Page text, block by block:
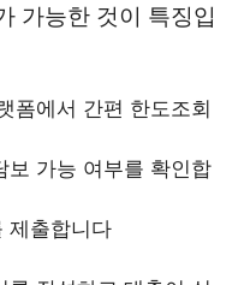
가능한 것이 특징입
폼에서 간편 한도조회
보 가능 여부를 확인합
제출합니다